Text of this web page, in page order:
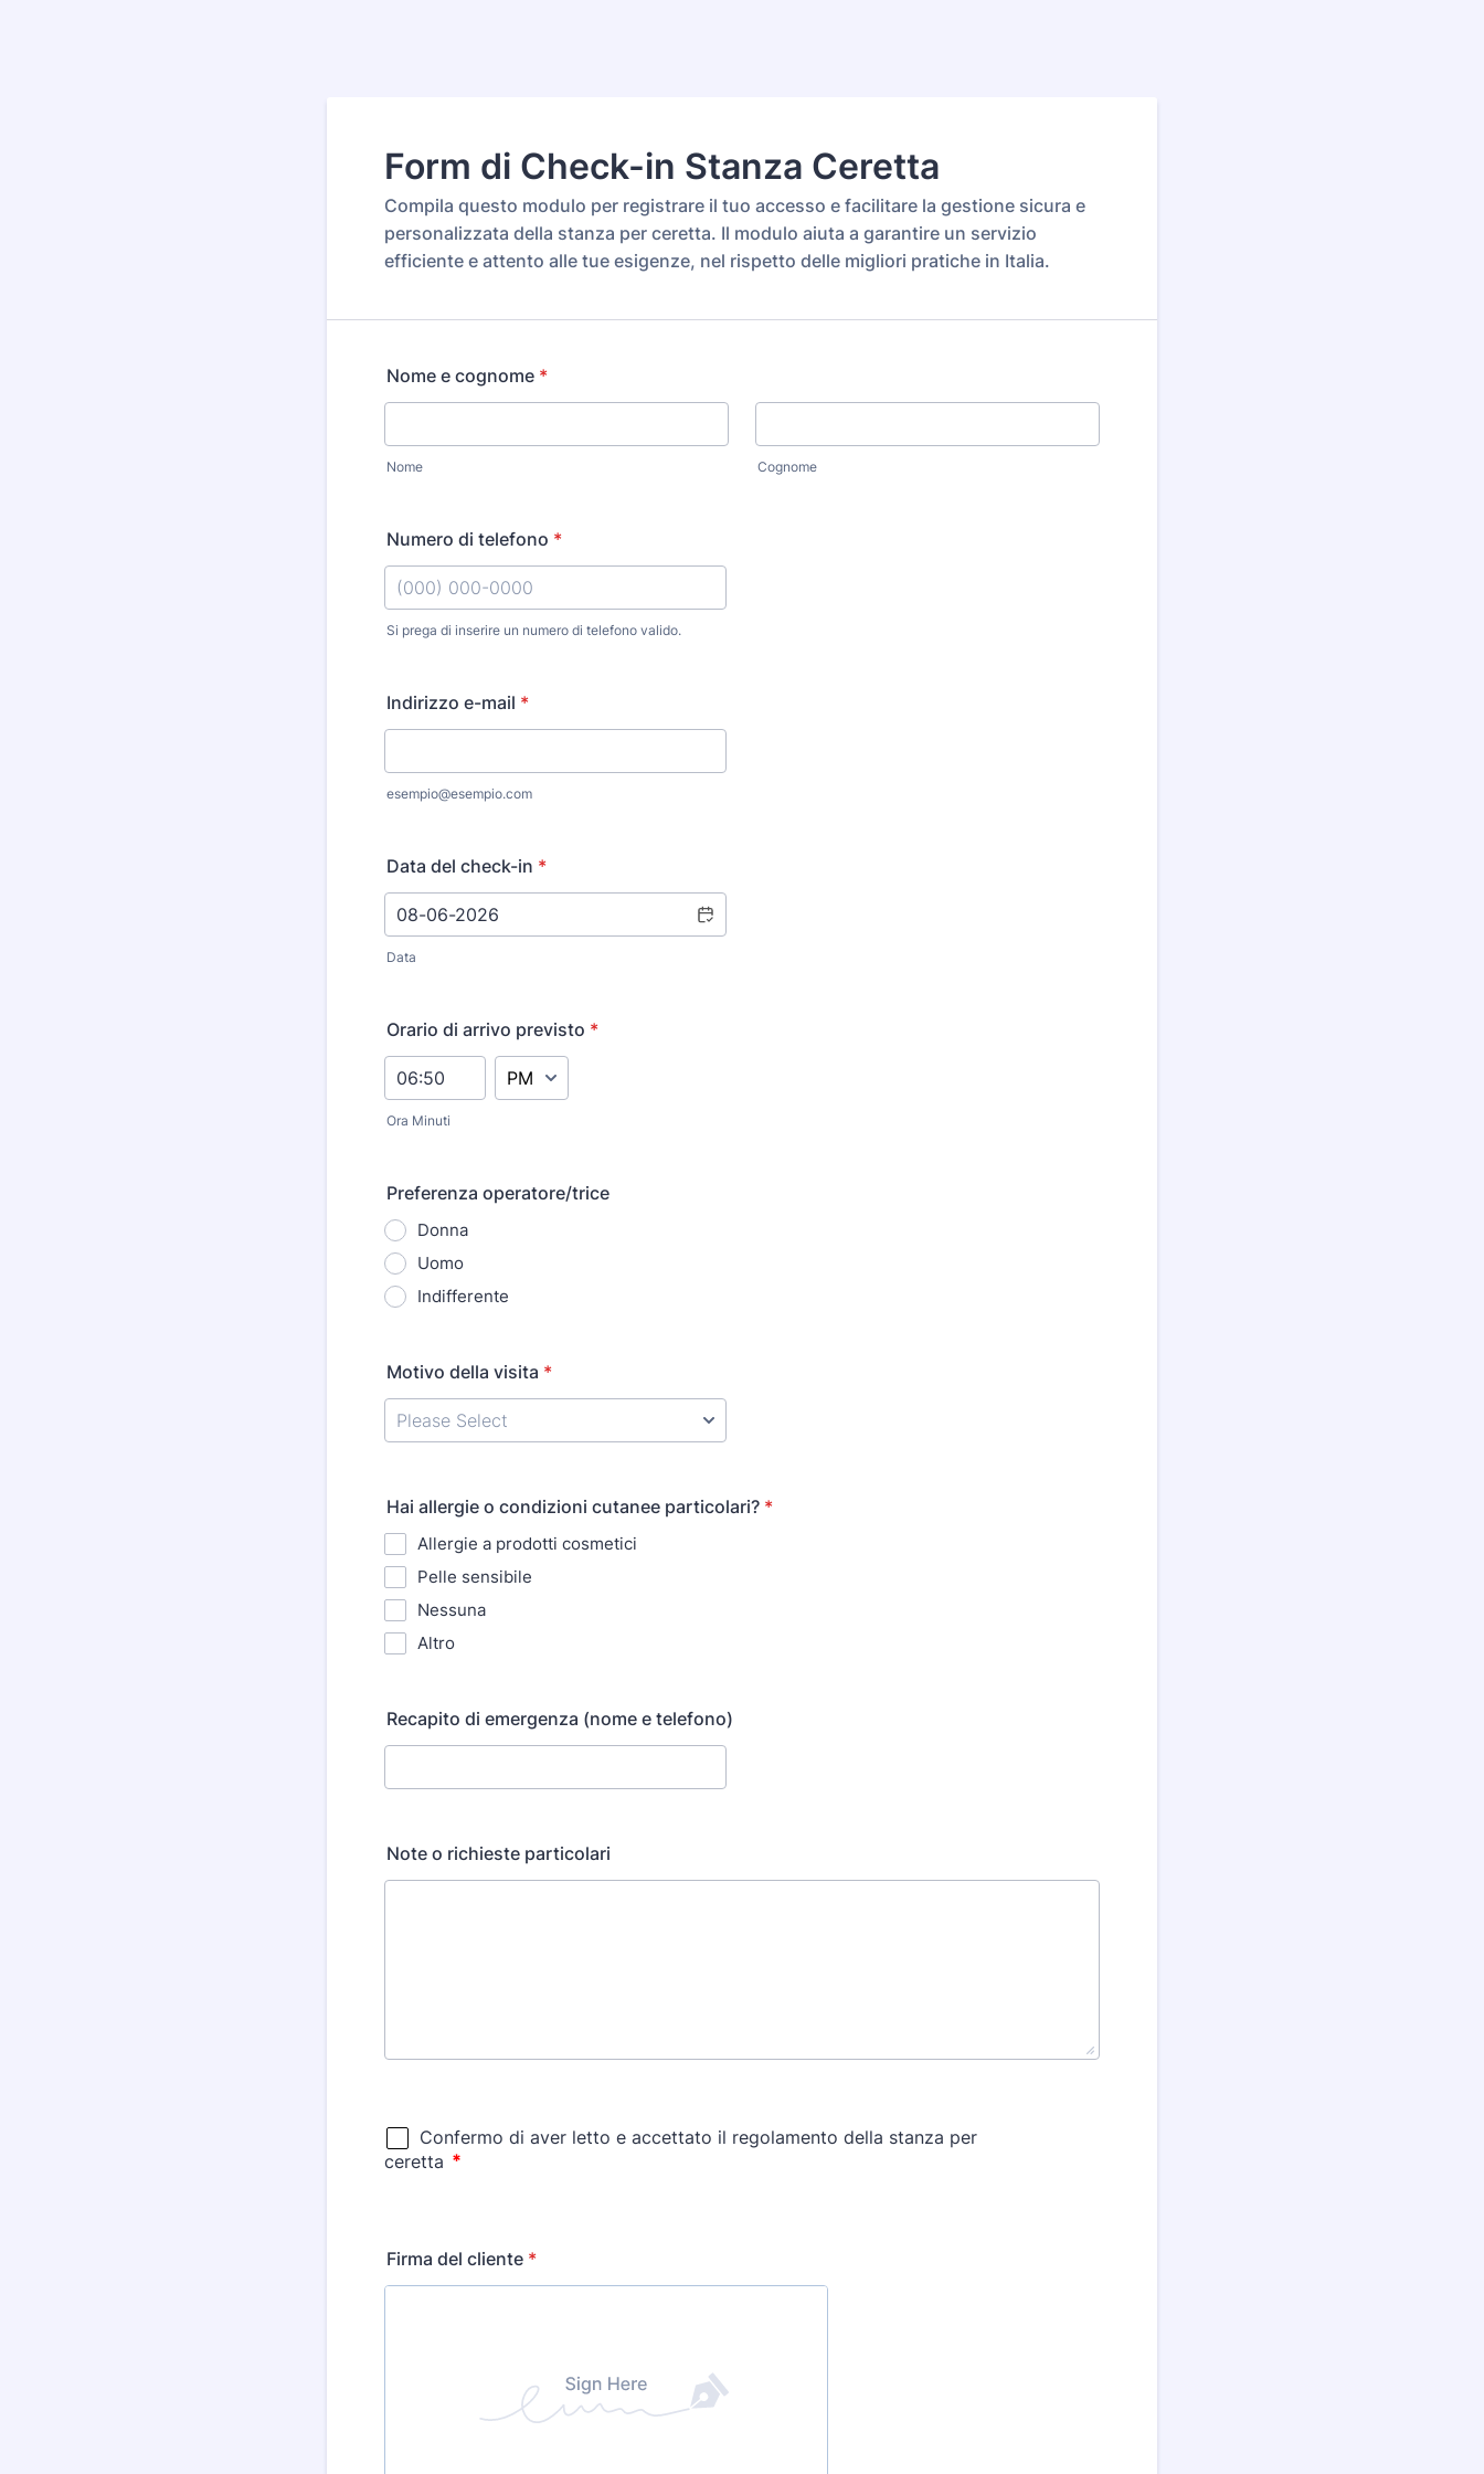
Form di Check-in Stanza Ceretta
Compila questo modulo per registrare il tuo accesso e facilitare la gestione sicura e
personalizzata della stanza per ceretta. Il modulo aiuta a garantire un servizio
efficiente e attento alle tue esigenze, nel rispetto delle migliori pratiche in Italia.
Nome e cognome *
Nome Cognome
Numero di telefono *
Si prega di inserire un numero di telefono valido.
Indirizzo e-mail *
esempio@esempio.com
Data del check-in *
Data
Orario di arrivo previsto *
Ora Minuti
AM/PM Option
Preferenza operatore/trice
Donna
Uomo
Indifferente
Motivo della visita *
Hai allergie o condizioni cutanee particolari? *
Allergie a prodotti cosmetici
Pelle sensibile
Nessuna
Altro
Recapito di emergenza (nome e telefono)
Note o richieste particolari
Firma del cliente *